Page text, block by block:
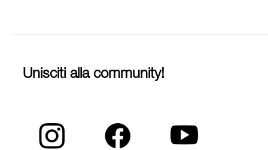
Unisciti alla community!